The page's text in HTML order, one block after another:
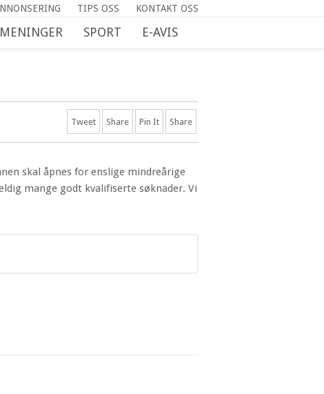
TIPS OSS KONTAKT OSS
MENINGER SPORT E-AVIS
Tweet Share Pin It Share
skal åpnes for enslige mindreårige
mange godt kvalifiserte søknader. Vi